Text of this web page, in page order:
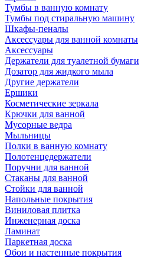
Тумбы в ванную комнату
Тумбы под стиральную машину
Шкафы-пеналы
Аксессуары для ванной комнаты
Аксессуары
Держатели для туалетной бумаги
Дозатор для жидкого мыла
Другие держатели
Ершики
Косметические зеркала
Крючки для ванной
Мусорные ведра
Мыльницы
Полки в ванную комнату
Полотенцедержатели
Поручни для ванной
Стаканы для ванной
Стойки для ванной
Напольные покрытия
Виниловая плитка
Инженерная доска
Ламинат
Паркетная доска
Обои и настенные покрытия